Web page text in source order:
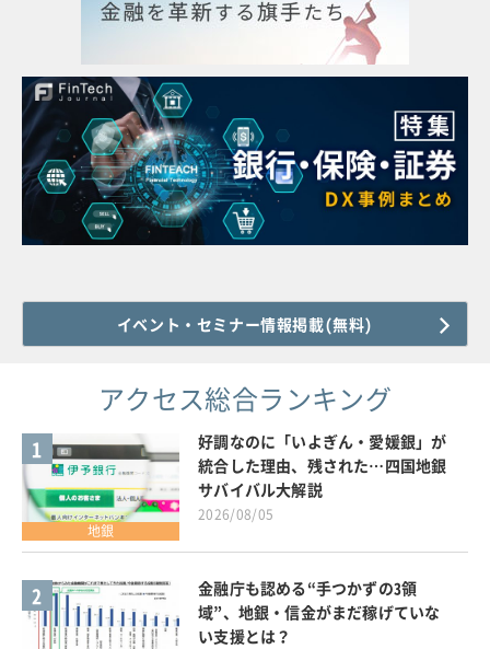
イベント・セミナー情報掲載(無料)
アクセス総合ランキング
1
地銀
好調なのに「いよぎん・愛媛銀」が
統合した理由、残された…四国地銀
サバイバル大解説
2026/08/05
2
金融庁も認める“手つかずの3領
域”、地銀・信金がまだ稼げていな
い支援とは？